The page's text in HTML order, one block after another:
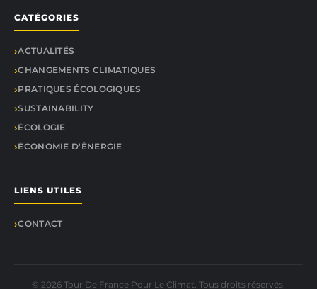
CATÉGORIES
ACTUALITÉS
CHANGEMENTS CLIMATIQUES
PRATIQUES ÉCOLOGIQUES
SUSTAINABILITY
ÉCOLOGIE
ÉCONOMIE D'ÉNERGIE
LIENS UTILES
CONTACT
© 2026 Tour De France Pour Le Climat. Tous droits réservés.